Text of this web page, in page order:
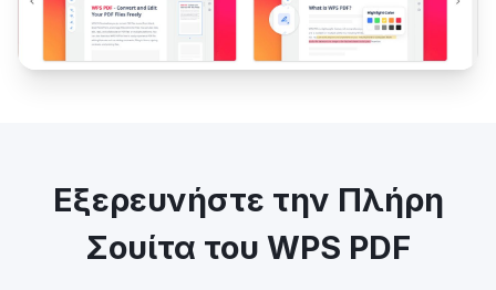
Εξερευνήστε την Πλήρη
Σουίτα του WPS PDF